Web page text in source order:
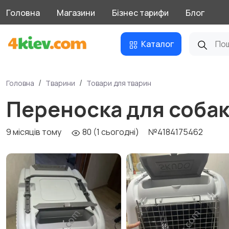
Головна Магазини Бізнес тарифи Блог
Каталог
Головна Тварини Товари для тварин
Переноска для собак
9 місяців тому 80 (1 сьогодні) №4184175462